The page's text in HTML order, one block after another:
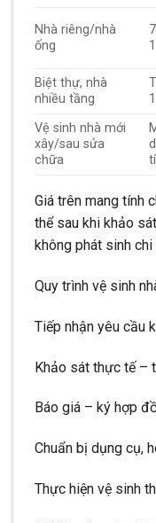
Nhà riêng/nhà
ống
Biệt thự, nhà
nhiều tầng
Vệ sinh nhà mới
xây/sau sửa
chữa
Giá trên mang tính
thể sau khi khảo
không phát sinh chi
Quy trình vệ sinh
Tiếp nhận yêu cầu
Khảo sát thực tế –
Báo giá – ký hợp
Chuẩn bị dụng cụ,
Thực hiện vệ sinh